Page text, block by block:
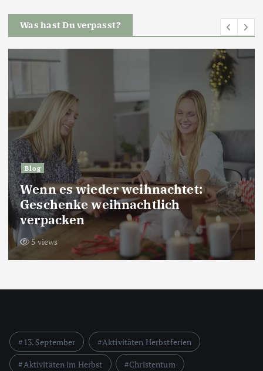
Was hast Du verpasst?
Geburtstage
Geburtstag von Thomas Ohrner 03.
Juni 1965
20 views
13. September
Aktivitäten Herbstferien
Aktivitäten im Herbst
Christentum